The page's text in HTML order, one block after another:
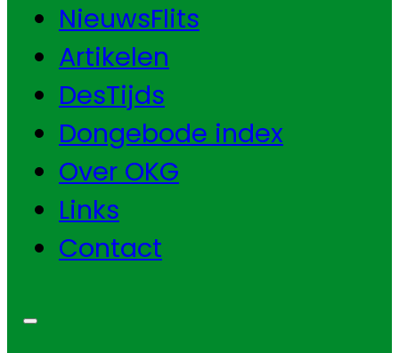
NieuwsFlits
Artikelen
DesTijds
Dongebode index
Over OKG
Links
Contact